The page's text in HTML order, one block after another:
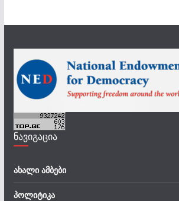
ნავიგაცია
ახალი ამბები
პოლიტიკა